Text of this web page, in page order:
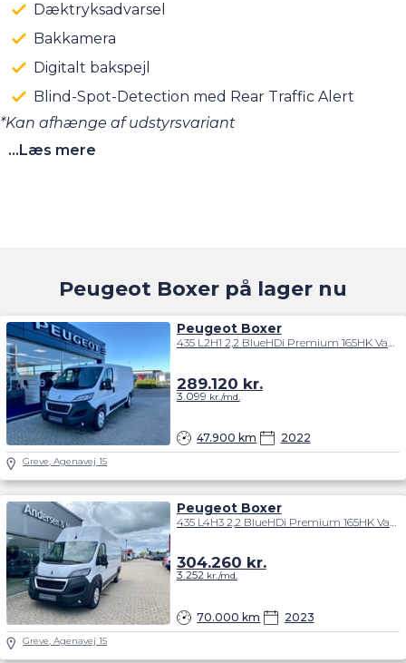
Dæktryksadvarsel
Bakkamera
Digitalt bakspejl
Blind-Spot-Detection med Rear Traffic Alert
*Kan afhænge af udstyrsvariant
...Læs mere
Peugeot Boxer på lager nu
Peugeot Boxer
435 L2H1 2,2 BlueHDi Premium 165HK Van 6g
47.900 km 2022
289.120 kr.
3.099 kr./md.
Greve, Agenavej 15
Peugeot Boxer
70.000 km 2023
304.260 kr.
3.252kr./md.
Greve, Agenavej 15